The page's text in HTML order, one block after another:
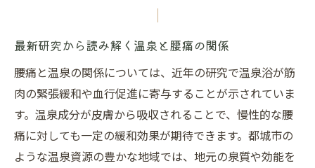
最新研究から読み解く温泉と腰痛の関係
腰痛と温泉の関係については、近年の研究で温泉浴が筋
肉の緊張緩和や血行促進に寄与することが示されていま
す。温泉成分が皮膚から吸収されることで、慢性的な腰
痛に対しても一定の緩和効果が期待できます。都城市の
ような温泉資源の豊かな地域では、地元の泉質や効能を